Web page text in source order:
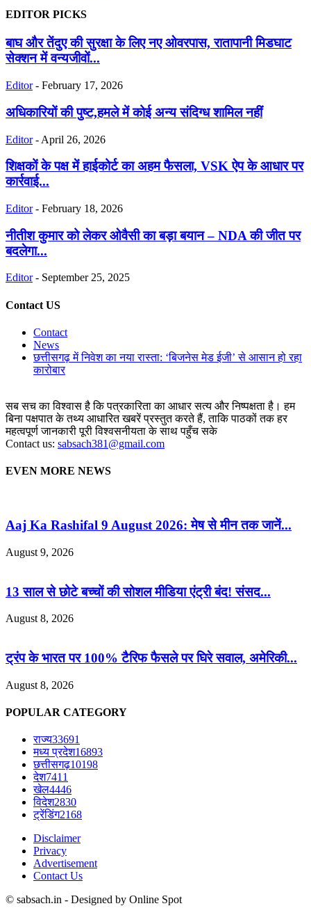
EDITOR PICKS
बाघ और तेंदुए की सुरक्षा के लिए नए ओवरपास, रातापानी मिडघाट
सेक्शन में वन्यजीवों...
Editor - February 17, 2026
अधिकारियों की पुष्ट,हमले में कोई अन्य संदिग्ध शामिल नहीं
Editor - April 26, 2026
शिक्षकों के पक्ष में हाईकोर्ट का अहम फैसला, VSK ऐप के आधार पर
कार्रवाई...
Editor - February 18, 2026
नीतीश कुमार को लेकर ओवैसी का बड़ा बयान – NDA की जीत पर
बदलेगा...
Editor - September 25, 2025
Contact US
Contact
News
छत्तीसगढ़ में निवेश का नया रास्ता: ‘बिजनेस मेड ईजी’ से आसान हो रहा
कारोबार
सब सच का विश्वास है कि पत्रकारिता का आधार सत्य और निष्पक्षता है। हम
बिना पक्षपात के तथ्य आधारित खबरें प्रस्तुत करते हैं, ताकि पाठकों तक हर
महत्वपूर्ण जानकारी पूरी विश्वसनीयता के साथ पहुँच सके
Contact us: sabsach381@gmail.com
EVEN MORE NEWS
Aaj Ka Rashifal 9 August 2026: मेष से मीन तक जानें...
August 9, 2026
13 साल से छोटे बच्चों की सोशल मीडिया एंट्री बंद! संसद...
August 8, 2026
ट्रंप के भारत पर 100% टैरिफ फैसले पर घिरे सवाल, अमेरिकी...
August 8, 2026
POPULAR CATEGORY
राज्य33691
मध्य प्रदेश16893
छत्तीसगढ़10198
देश7411
खेल4446
विदेश2830
ट्रेंडिंग2168
Disclaimer
Privacy
Advertisement
Contact Us
© sabsach.in - Designed by Online Spot